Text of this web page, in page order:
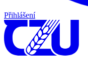
Přihlášení